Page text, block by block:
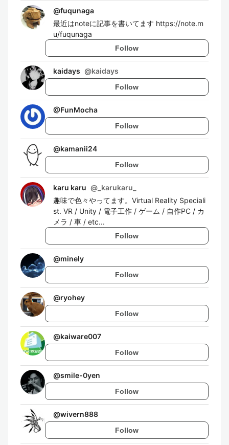
@fuqunaga
最近はnoteに記事を書いてます https://note.m
u/fuqunaga
Follow
kaidays @kaidays
Follow
@FunMocha
Follow
@kamanii24
Follow
karu karu @ _karukaru_
趣味で色々やってます。Virtual Reality Speciali
st. VR / Unity / 電子工作 / ゲーム / 自作PC / カ
メラ / 車 / etc...
Follow
@minely
Follow
@ryohey
Follow
@kaiware007
Follow
@smile-0yen
Follow
@wivern888
Follow